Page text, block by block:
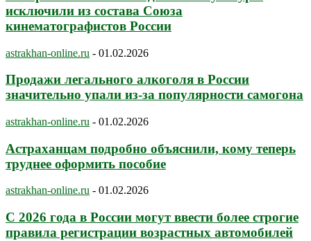
исключили из состава Союза
кинематографистов России
astrakhan-online.ru - 01.02.2026
Продажи легального алкоголя в России
значительно упали из-за популярности самогона
astrakhan-online.ru - 01.02.2026
Астраханцам подробно объяснили, кому теперь
труднее оформить пособие
astrakhan-online.ru - 01.02.2026
С 2026 года в России могут ввести более строгие
правила регистрации возрастных автомобилей